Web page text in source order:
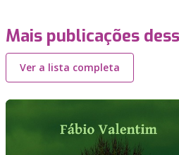
Mais publicações
Ver a lista completa